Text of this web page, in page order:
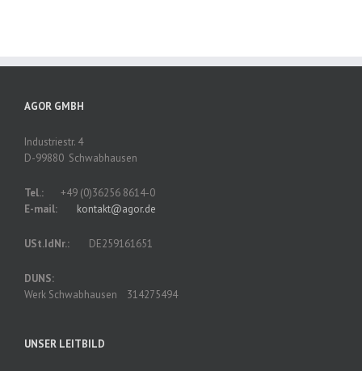
AGOR GMBH
Industriestr. 4
D-99880 Schwabhausen
Tel.: +49 (0)36256 8614-0
E-mail:
kontakt@agor.de
USt.IdNr.: DE259161651
DUNS:
Werk Schwabhausen 314275494
UNSER LEITBILD